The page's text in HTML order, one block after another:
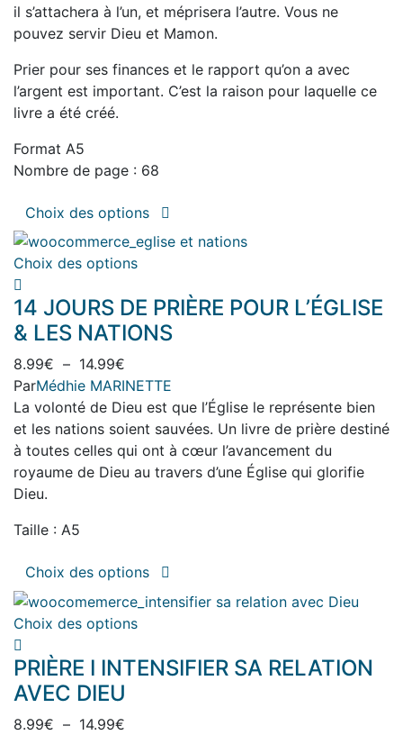
il s’attachera à l’un, et méprisera l’autre. Vous ne
pouvez servir Dieu et Mamon.
Prier pour ses finances et le rapport qu’on a avec
l’argent est important. C’est la raison pour laquelle ce
livre a été créé.
Format A5
Nombre de page : 68
Choix des options
Ce
a
variations.
Les
options
être
choisies
sur
la
Choix des optionsCe
a
plusieurs
options
peuvent
être
choisies
sur
produit
14 JOURS DE PRIÈRE POUR L’ÉGLISE
& LES NATIONS
8.99€ – 14.99€
de
prix :
8.99€
à
14.99€
ParMédhie MARINETTE
La volonté de Dieu est que l’Église le représente bien
et les nations soient sauvées. Un livre de prière destiné
à toutes celles qui ont à cœur l’avancement du
royaume de Dieu au travers d’une Église qui glorifie
Dieu.
Taille : A5
Choix des options
Ce
a
Les
Choix des optionsCe
a
PRIÈRE I INTENSIFIER SA RELATION
AVEC DIEU
8.99€ – 14.99€